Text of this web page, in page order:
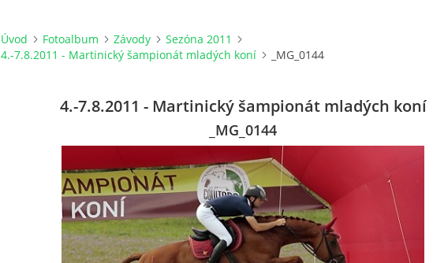
Úvod Fotoalbum Závody
Sezóna 2011
4.-7.8.2011 - Martinický šampionát mladých koní
_MG_0144
4.-7.8.2011 - Martinický šampionát mladých koní
_MG_0144